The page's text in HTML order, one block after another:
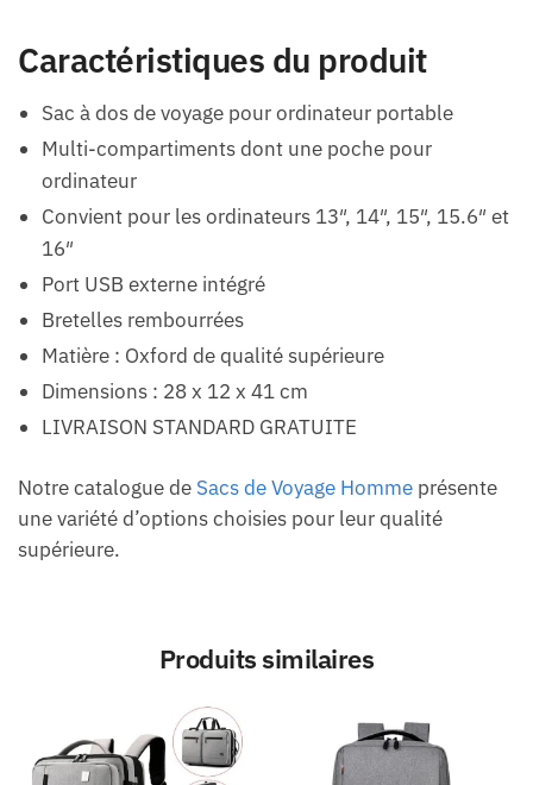
Caractéristiques du produit
Sac à dos de voyage pour ordinateur portable
Multi-compartiments dont une poche pour
ordinateur
Convient pour les ordinateurs 13″, 14″, 15″, 15.6″ et
16″
Port USB externe intégré
Bretelles rembourrées
Matière : Oxford de qualité supérieure
Dimensions : 28 x 12 x 41 cm
LIVRAISON STANDARD GRATUITE
Notre catalogue de Sacs de Voyage Homme présente
une variété d’options choisies pour leur qualité
supérieure.
Produits similaires